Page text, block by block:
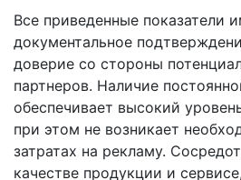
Все приведенные показатели
документальное
доверие со стороны
партнеров. Наличие
обеспечивает высокий
при этом не возникает
затратах на рекламу.
качестве продукции и